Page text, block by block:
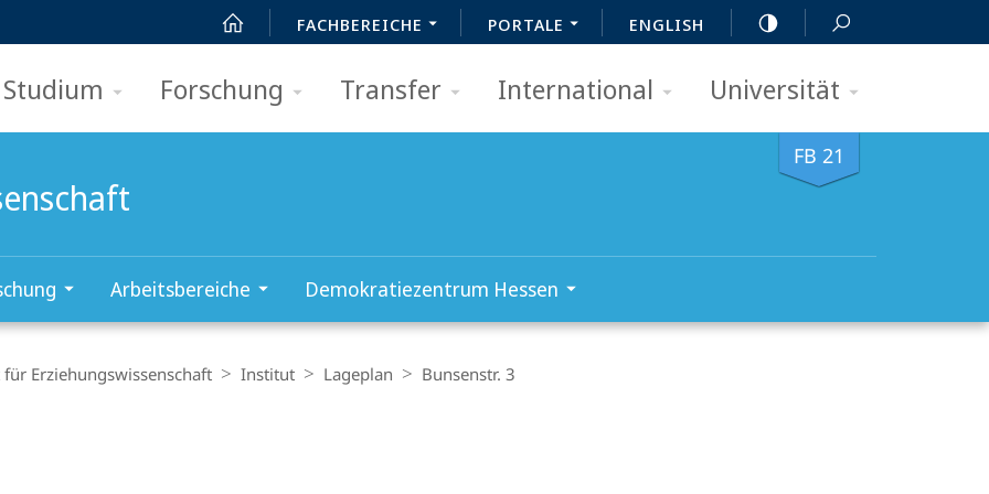
FACHBEREICHE PORTALE ENGLISH
Studium Forschung Transfer International Universität
FB 21
Arbeitsbereiche Demokratiezentrum Hessen
Erziehungswissenschaft Institut Lageplan Bunsenstr. 3